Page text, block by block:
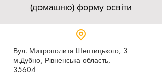
(домашню) форму освіти
Вул. Митрополита Шептицького, 3
м.Дубно, Рівненська область,
35604